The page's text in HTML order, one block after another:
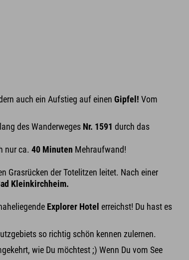
auch ein Aufstieg auf einen Gipfel! Vom
des Wanderweges Nr. 1591 durch das
nur ca. 40 Minuten Mehraufwand!
Grasrücken der Totelitzen leitet. Nach einer
Kleinkirchheim.
Explorer Hotel erreichst! Du hast es
so richtig schön kennen zulernen.
wie Du möchtest ;) Wenn Du vom See